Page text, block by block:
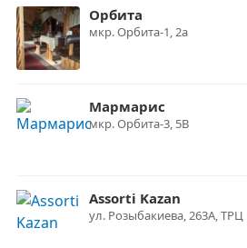
Орбита
мкр. Орбита-1, 2а
Мармарис
​мкр. Орбита-3, 5В
Assorti Kazan
ул. Розыбакиева, 263А,